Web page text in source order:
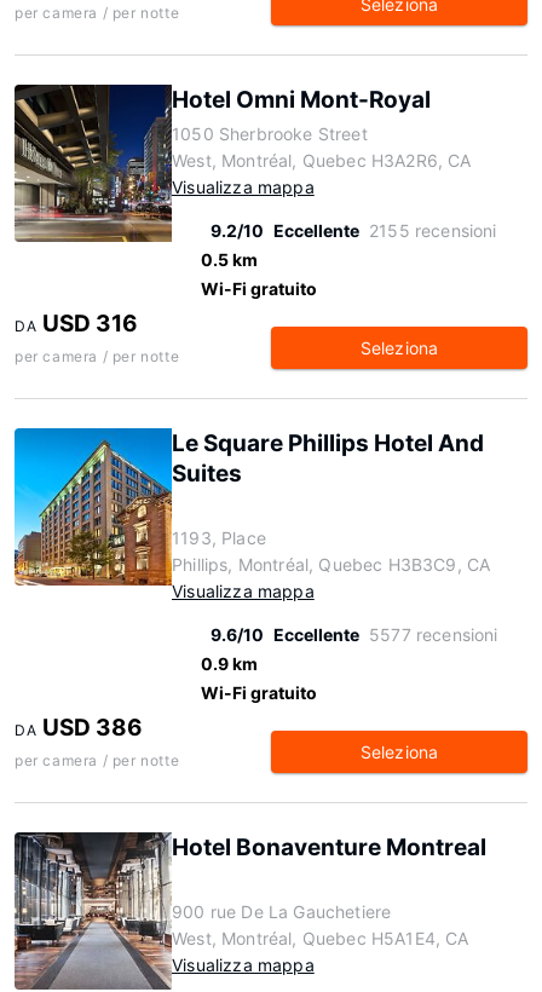
per camera / per notte Seleziona
Hotel Omni Mont-Royal
1050 Sherbrooke Street
West, Montréal, Quebec H3A2R6, CA
Visualizza mappa
9.2/10 Eccellente 2155 recensioni
0.5 km
Wi-Fi gratuito
DA USD 316
per camera / per notte Seleziona
Le Square Phillips Hotel And
Suites
1193, Place
Phillips, Montréal, Quebec H3B3C9, CA
Visualizza mappa
9.6/10 Eccellente 5577 recensioni
0.9 km
Wi-Fi gratuito
DA USD 386
per camera / per notte Seleziona
Hotel Bonaventure Montreal
900 rue De La Gauchetiere
West, Montréal, Quebec H5A1E4, CA
Visualizza mappa